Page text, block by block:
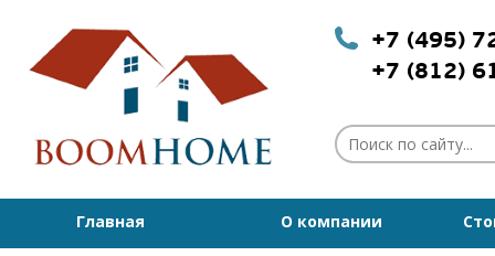
+7 (495)
+7 (812)
Главная О компании